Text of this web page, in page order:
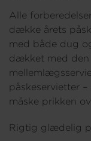
Alle
dække årets
med både dug
dækket med den
påskeservietter
måske prikken
Rigtig glædelig